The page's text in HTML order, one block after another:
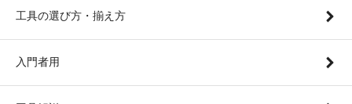
工具の選び方・揃え方
入門者用